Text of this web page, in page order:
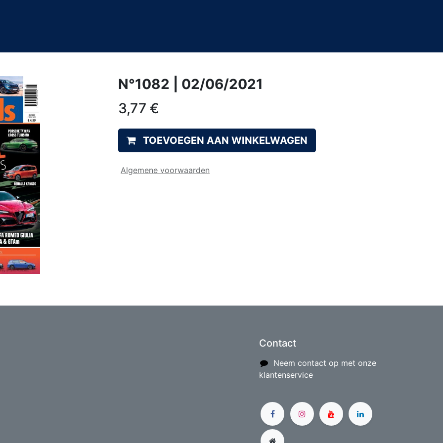
N°1082 | 02/06/2021
3,77 €
TOEVOEGEN AAN WINKELWAGEN
Algemene voorwaarden
Contact
Neem contact op met onze
klantenservice